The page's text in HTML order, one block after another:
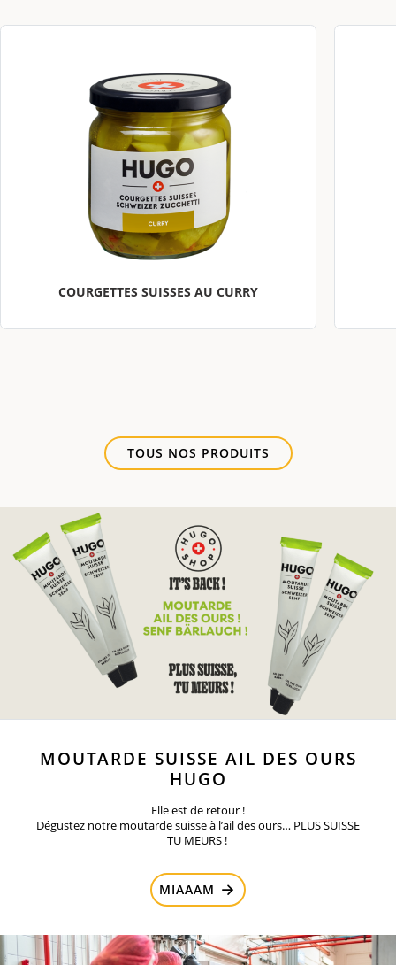
COURGETTES SUISSES AU CURRY
TOUS NOS PRODUITS
MOUTARDE SUISSE AIL DES OURS
HUGO
Elle est de retour !
Dégustez notre moutarde suisse à l’ail des ours… PLUS SUISSE
TU MEURS !
MIAAAM